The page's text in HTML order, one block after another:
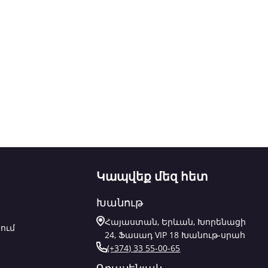
Կապվեք մեզ հետ
Խանութ
Հայաստան, Երևան, Խորենացի
24, Ֆասադ VIP 18 Խանութ-սրահ
(+374) 33 55-00-65